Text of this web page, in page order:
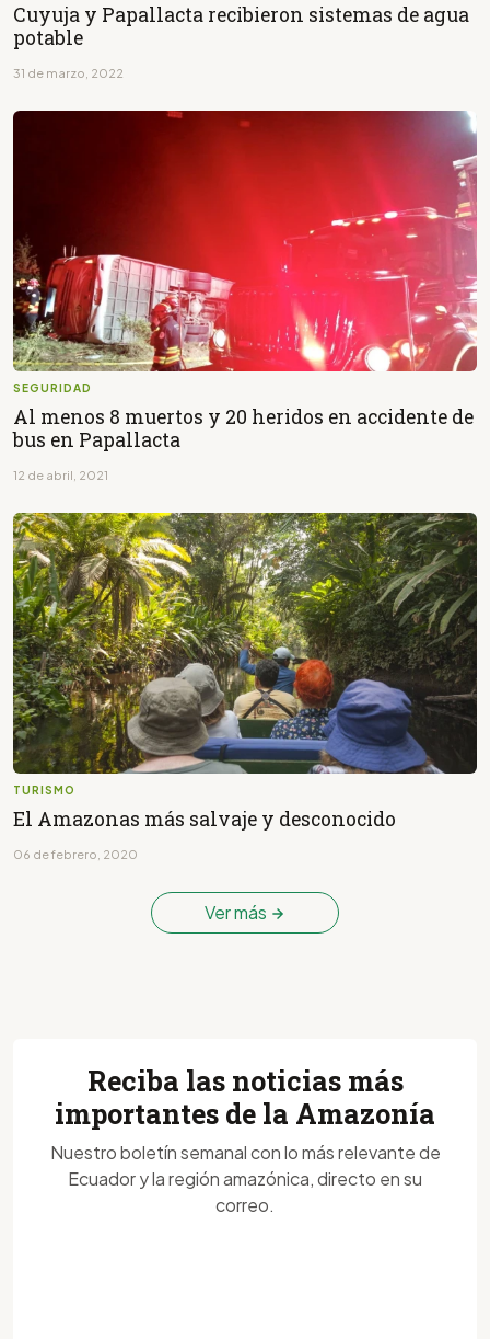
Cuyuja y Papallacta recibieron sistemas de agua
potable
31 de marzo, 2022
SEGURIDAD
Al menos 8 muertos y 20 heridos en accidente de
bus en Papallacta
12 de abril, 2021
TURISMO
El Amazonas más salvaje y desconocido
06 de febrero, 2020
Ver más
Reciba las noticias más
importantes de la Amazonía
Nuestro boletín semanal con lo más relevante de
Ecuador y la región amazónica, directo en su
correo.